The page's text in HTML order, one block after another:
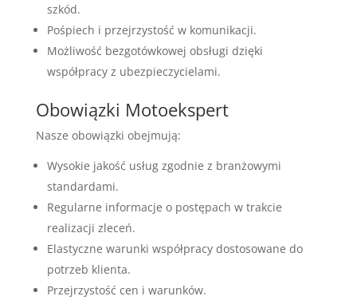
szkód.
Pośpiech i przejrzystość w komunikacji.
Możliwość bezgotówkowej obsługi dzięki
współpracy z ubezpieczycielami.
Obowiązki Motoekspert
Nasze obowiązki obejmują:
Wysokie jakość usług zgodnie z branżowymi
standardami.
Regularne informacje o postępach w trakcie
realizacji zleceń.
Elastyczne warunki współpracy dostosowane do
potrzeb klienta.
Przejrzystość cen i warunków.